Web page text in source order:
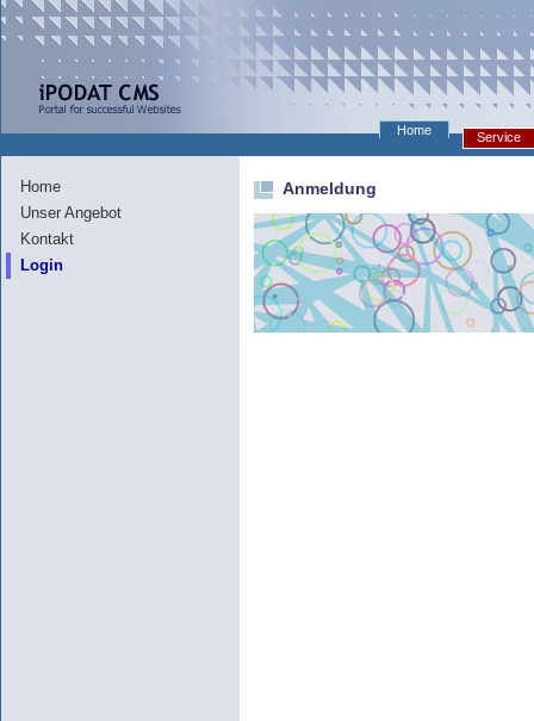
Home Service
Home
Unser Angebot
Kontakt
Login
Anmeldung